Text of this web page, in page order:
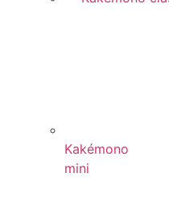
Kakémono
mini